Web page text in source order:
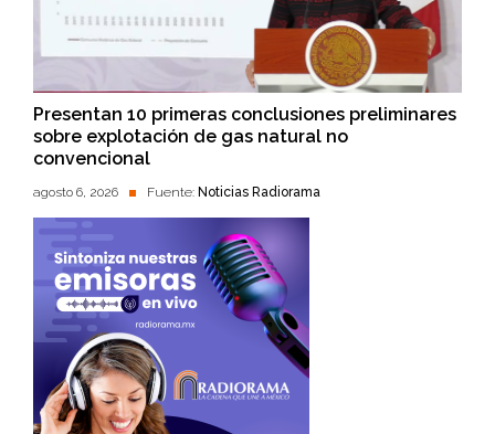
Presentan 10 primeras conclusiones preliminares
sobre explotación de gas natural no
convencional
agosto 6, 2026 Fuente: Noticias Radiorama